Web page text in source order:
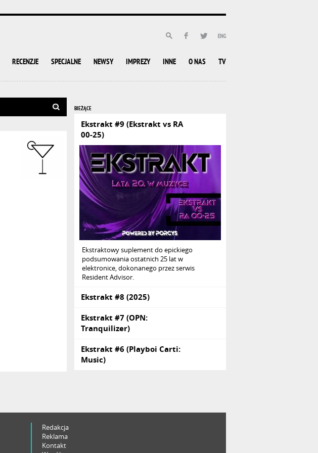
RECENZJE SPECJALNE NEWSY IMPREZY INNE O NAS TV
BIEŻĄCE
Ekstrakt #9 (Ekstrakt vs RA
00-25)
Ekstraktowy suplement do epickiego
podsumowania ostatnich 25 lat w
elektronice, dokonanego przez serwis
Resident Advisor.
Ekstrakt #8 (2025)
Ekstrakt #7 (OPN:
Tranquilizer)
Ekstrakt #6 (Playboi Carti:
Music)
Redakcja
Reklama
Kontakt